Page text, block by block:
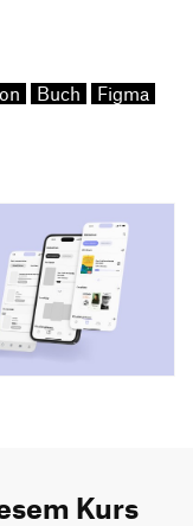
Buch
Figma
Kurs